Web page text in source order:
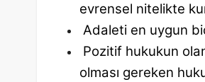
evrensel nitelikte
Adaleti en uygun
Pozitif hukukun
olması gereken